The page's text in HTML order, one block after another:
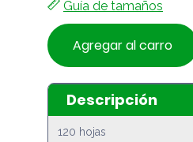
Guía de tamaños
Agregar al carro
Descripción
120 hojas